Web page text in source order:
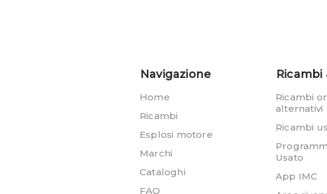
Navigazione
Home
Ricambi
Esplosi motore
Marchi
Cataloghi
FAQ
Ricambi
Ricambi
alternativi
Ricambi
Usato
App IMC